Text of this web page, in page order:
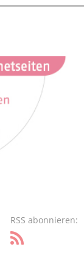
RSS abonnieren: